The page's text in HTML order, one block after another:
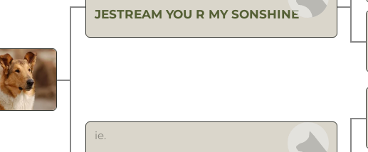
JESTREAM YOU R MY SONSHINE
ie.